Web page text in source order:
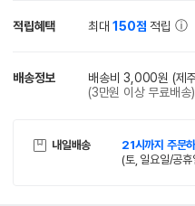
적립혜택 최대150점 적립
배송정보 배송비 3,000원 (제
(3만원 이상 무료배송)
내일배송 21시까지 주문
(토, 일요일/공휴